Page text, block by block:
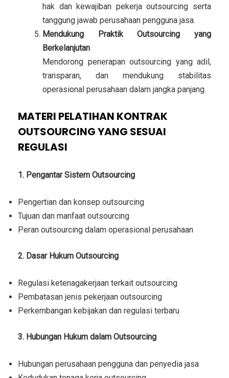
hak dan kewajiban pekerja outsourcing serta
tanggung jawab perusahaan pengguna jasa.
Mendukung Praktik Outsourcing yang
Berkelanjutan
Mendorong penerapan outsourcing yang adil,
transparan, dan mendukung stabilitas
operasional perusahaan dalam jangka panjang.
MATERI PELATIHAN KONTRAK
OUTSOURCING YANG SESUAI
REGULASI
1. Pengantar Sistem Outsourcing
Pengertian dan konsep outsourcing
Tujuan dan manfaat outsourcing
Peran outsourcing dalam operasional perusahaan
2. Dasar Hukum Outsourcing
Regulasi ketenagakerjaan terkait outsourcing
Pembatasan jenis pekerjaan outsourcing
Perkembangan kebijakan dan regulasi terbaru
3. Hubungan Hukum dalam Outsourcing
Hubungan perusahaan pengguna dan penyedia jasa